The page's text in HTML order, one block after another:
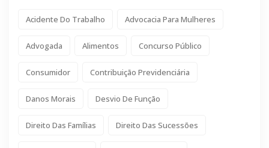
Acidente Do Trabalho Advocacia Para Mulheres
Advogada Alimentos Concurso Público
Consumidor Contribuição Previdenciária
Danos Morais Desvio De Função
Direito Das Famílias Direito Das Sucessões